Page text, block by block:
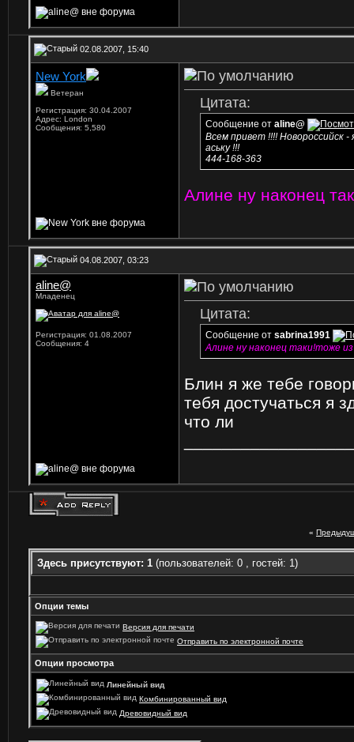
02.08.2007, 15:40
New York
Ветеран
Регистрация: 30.04.2007
Адрес: London
Сообщения: 5,580
Цитата:
Сообщение от aline@
Всем привет !!!! Новороссийск
аську !!!
444-168-363
Алине ну наконец
04.08.2007, 03:23
aline@
Младенец
Регистрация: 01.08.2007
Сообщения: 4
Цитата:
Сообщение от sabrina1991
Алине ну наконец таки!тоже
Блин я же тебе
тебя достучаться я
что ли
«
Здесь присутствуют: 1 (пользователей: 0 , гостей: 1)
Опции темы
Версия для печати
Отправить по электронной почте
Опции просмотра
Линейный вид
Комбинированный вид
Древовидный вид